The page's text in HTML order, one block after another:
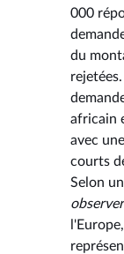
000
du
africain
avec
courts
Selon
observer